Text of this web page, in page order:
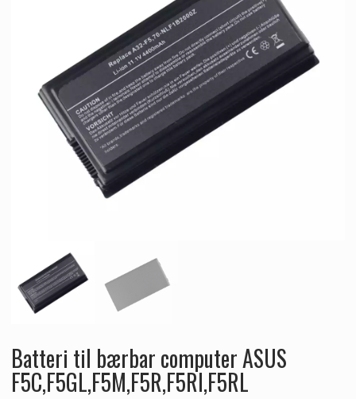
Batteri til bærbar computer ASUS
F5C,F5GL,F5M,F5R,F5RI,F5RL